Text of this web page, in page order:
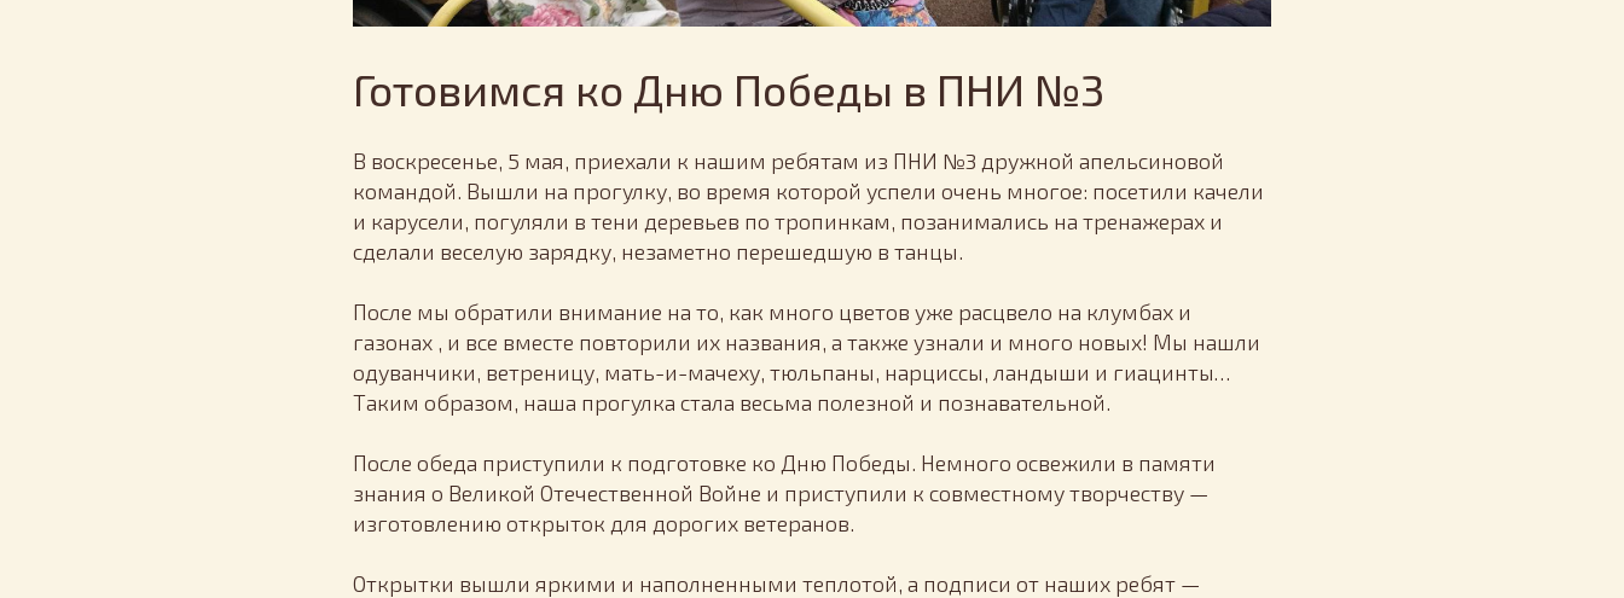
Готовимся ко Дню Победы в ПНИ №3
В воскресенье, 5 мая, приехали к нашим ребятам из ПНИ №3 дружной апельсиновой
командой. Вышли на прогулку, во время которой успели очень многое: посетили качели
и карусели, погуляли в тени деревьев по тропинкам, позанимались на тренажерах и
сделали веселую зарядку, незаметно перешедшую в танцы.
После мы обратили внимание на то, как много цветов уже расцвело на клумбах и
газонах , и все вместе повторили их названия, а также узнали и много новых! Мы нашли
одуванчики, ветреницу, мать-и-мачеху, тюльпаны, нарциссы, ландыши и гиацинты…
Таким образом, наша прогулка стала весьма полезной и познавательной.
После обеда приступили к подготовке ко Дню Победы. Немного освежили в памяти
знания о Великой Отечественной Войне и приступили к совместному творчеству —
изготовлению открыток для дорогих ветеранов.
Открытки вышли яркими и наполненными теплотой, а подписи от наших ребят —